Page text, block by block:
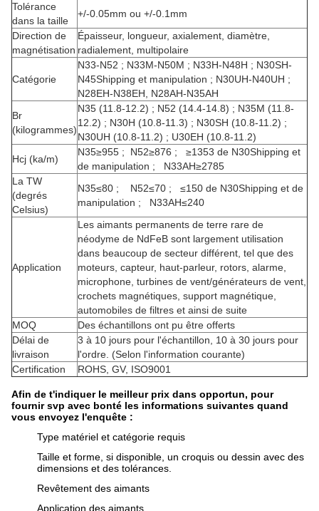
Tolérance
dans la taille
+/-0.05mm ou +/-0.1mm
Direction de
magnétisation
Épaisseur, longueur, axialement, diamètre,
radialement, multipolaire
Catégorie
N33-N52 ; N33M-N50M ; N33H-N48H ; N30SH-
N45Shipping et manipulation ; N30UH-N40UH ;
N28EH-N38EH, N28AH-N35AH
Br
(kilogrammes)
N35 (11.8-12.2) ; N52 (14.4-14.8) ; N35M (11.8-
12.2) ; N30H (10.8-11.3) ; N30SH (10.8-11.2) ;
N30UH (10.8-11.2) ; U30EH (10.8-11.2)
Hcj (ka/m)
N35≥955 ; N52≥876 ; ≥1353 de N30Shipping et
de manipulation ; N33AH≥2785
La TW
(degrés
Celsius)
N35≤80 ; N52≤70 ; ≤150 de N30Shipping et de
manipulation ; N33AH≤240
Application
Les aimants permanents de terre rare de
néodyme de NdFeB sont largement utilisation
dans beaucoup de secteur différent, tel que des
moteurs, capteur, haut-parleur, rotors, alarme,
microphone, turbines de vent/générateurs de vent,
crochets magnétiques, support magnétique,
automobiles de filtres et ainsi de suite
MOQ
Des échantillons ont pu être offerts
Délai de
livraison
3 à 10 jours pour l'échantillon, 10 à 30 jours pour
l'ordre. (Selon l'information courante)
Certification
ROHS, GV, ISO9001
Afin de t'indiquer le meilleur prix dans opportun, pour
fournir svp avec bonté les informations suivantes quand
vous envoyez l'enquête :
Type matériel et catégorie requis
Taille et forme, si disponible, un croquis ou dessin avec des
dimensions et des tolérances.
Revêtement des aimants
Application des aimants